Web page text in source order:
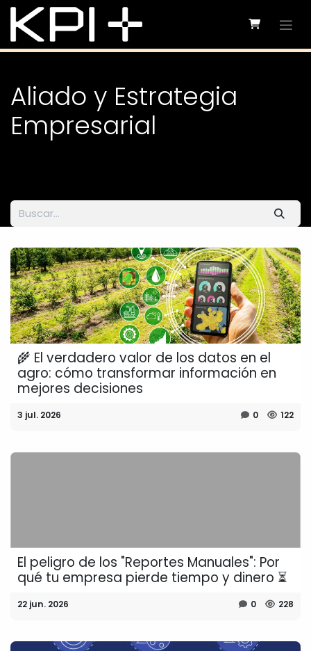
Ir al contenido
Aliado y Estrategia
Empresarial
🌾 El verdadero valor de los datos en el
agro: cómo transformar información en
mejores decisiones
3 jul. 2026 0 122
El peligro de los "Reportes Manuales": Por
qué tu empresa pierde tiempo y dinero ⏳
22 jun. 2026 0 228